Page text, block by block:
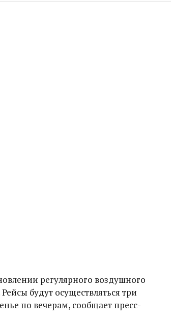
регулярного воздушного
будут осуществляться три
по вечерам, сообщает пресс-